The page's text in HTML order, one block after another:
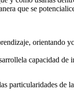
que se
orientando
capacidad de
particularidades de